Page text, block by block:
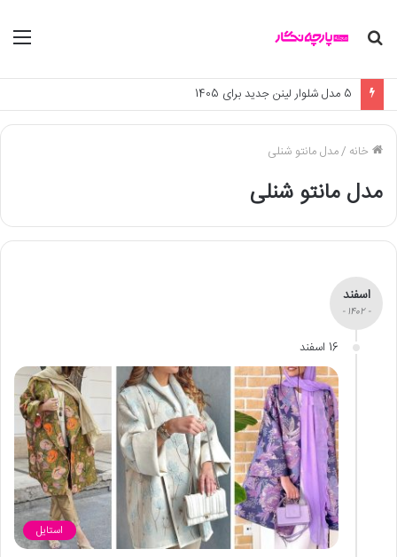
جستجو
5 مدل شلوار لینن جدید برای 1405
خانه /مدل مانتو شنلی
مدل مانتو شنلی
اسفند
- 1402 -
16 اسفند
استایل